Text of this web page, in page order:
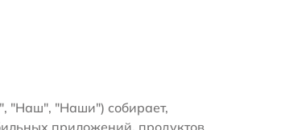
"Наш", "Наши") собирает,